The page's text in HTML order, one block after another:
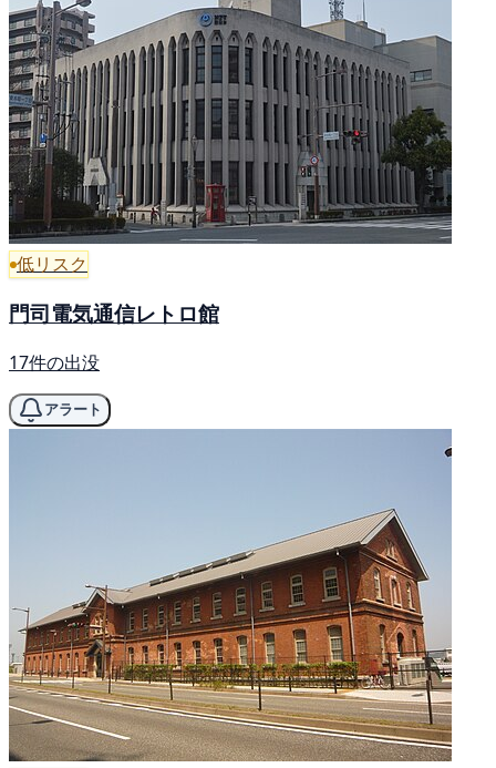
低リスク
門司電気通信レトロ館
17件の出没
アラート